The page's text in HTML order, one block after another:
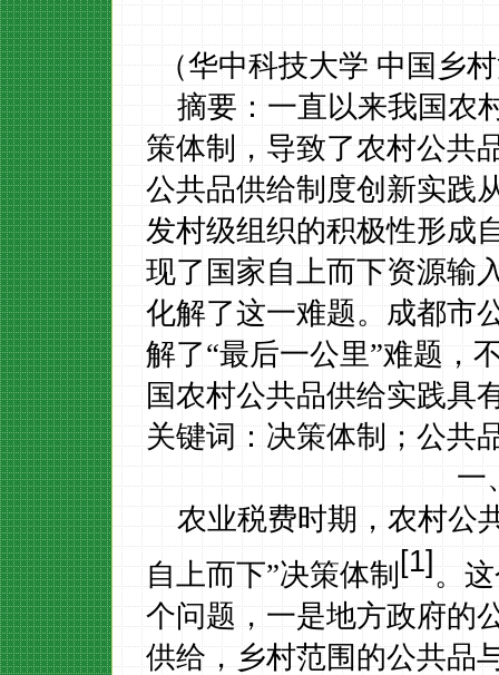
（华中科技大学 中国乡
摘要：一直以来我国农
策体制，导致了农村公共
公共品供给制度创新实践
发村级组织的积极性形成
现了国家自上而下资源输
化解了这一难题。成都市
解了“最后一公里”难题，
国农村公共品供给实践具
关键词：决策体制；公共
一
农业税费时期，农村公
自上而下”决策体制[1]。
个问题，一是地方政府的
供给，乡村范围的公共品